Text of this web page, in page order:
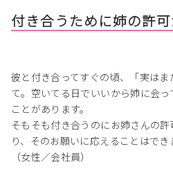
付き合うために姉の許
彼と付き合ってすぐの頃、「実はま
て。空いてる日でいいから姉に会
ことがあります。
そもそも付き合うのにお姉さんの
り、そのお願いに応えることはでき
（女性／会社員）